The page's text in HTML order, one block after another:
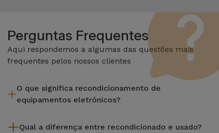
Perguntas Frequentes
Aqui respondemos a algumas das questões mais
frequentes pelos nossos clientes
O que significa recondicionamento de
equipamentos eletrónicos?
limpeza sem esquecer a reparação de algum componente
Qual a diferença entre recondicionado e usado?